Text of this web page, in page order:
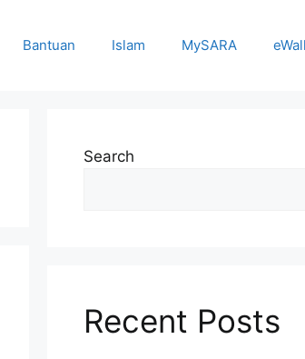
Bantuan Islam MySARA
Search
Recent Posts